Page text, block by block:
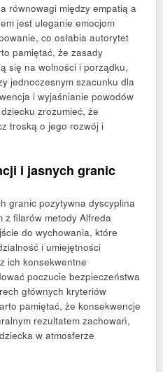
równowagi między empatią a
jest uleganie emocjom
co osłabia autorytet
pamiętać, że zasady
się na wolności i porządku,
jednoczesnym szacunku dla
i wyjaśnianie powodów
zrozumieć, że
troską o jego rozwój i
i jasnych granic
granic pozytywna dyscyplina
z filarów metody Alfreda
do wychowania, które
i umiejętności
ich konsekwentne
poczucie bezpieczeństwa
głównych kryteriów
pamiętać, że konsekwencje
rezultatem zachowań,
w atmosferze